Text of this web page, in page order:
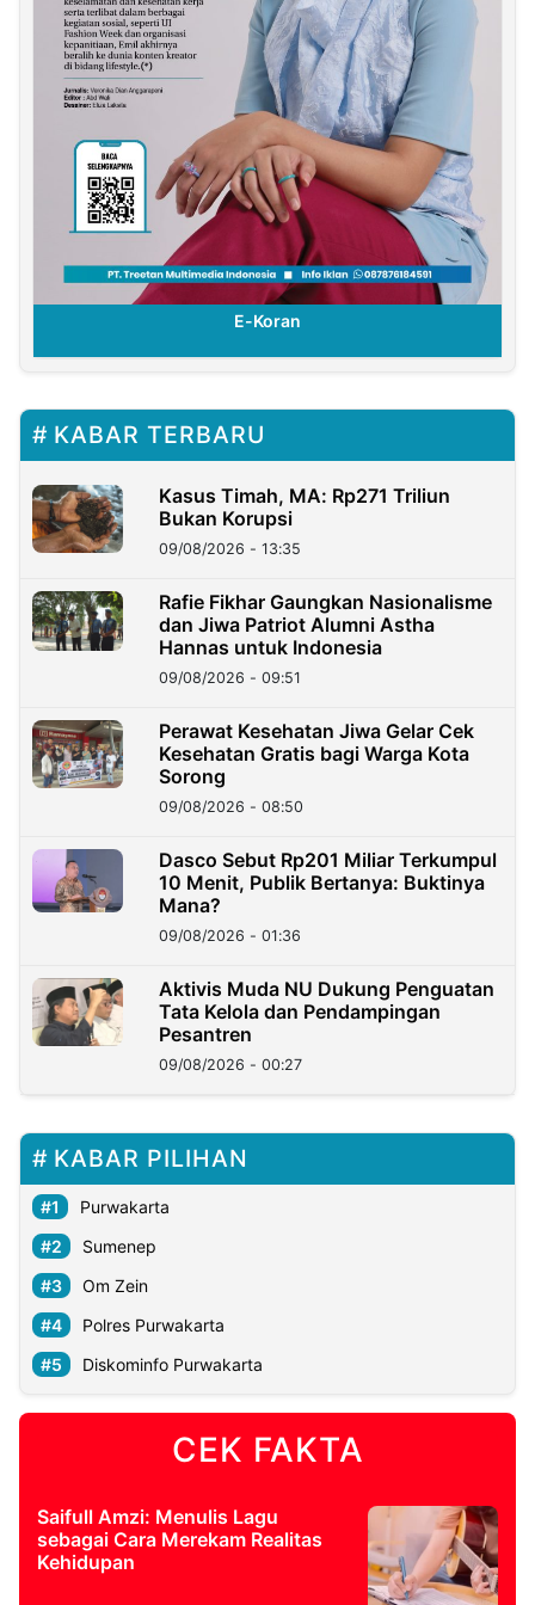
E-Koran
KABAR TERBARU
Kasus Timah, MA: Rp271 Triliun
Bukan Korupsi
09/08/2026 - 13:35
Rafie Fikhar Gaungkan Nasionalisme
dan Jiwa Patriot Alumni Astha
Hannas untuk Indonesia
09/08/2026 - 09:51
Perawat Kesehatan Jiwa Gelar Cek
Kesehatan Gratis bagi Warga Kota
Sorong
09/08/2026 - 08:50
Dasco Sebut Rp201 Miliar Terkumpul
10 Menit, Publik Bertanya: Buktinya
Mana?
09/08/2026 - 01:36
Aktivis Muda NU Dukung Penguatan
Tata Kelola dan Pendampingan
Pesantren
09/08/2026 - 00:27
KABAR PILIHAN
Purwakarta
Sumenep
Om Zein
Polres Purwakarta
Diskominfo Purwakarta
CEK FAKTA
Saifull Amzi: Menulis Lagu
sebagai Cara Merekam Realitas
Kehidupan